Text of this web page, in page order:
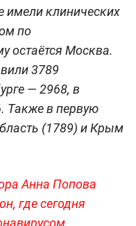
имели клинических
по
остаётся Москва.
3789
— 2968, в
Также в первую
(1789) и Крым
Анна Попова
где сегодня